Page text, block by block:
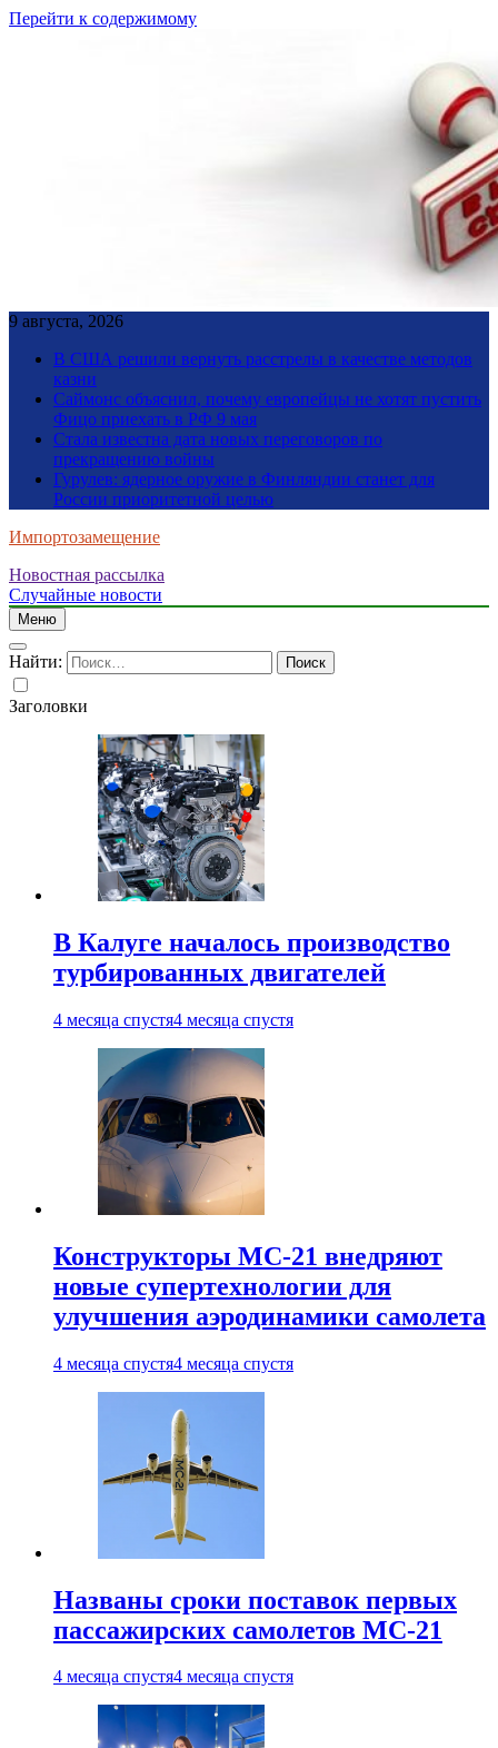
Перейти к содержимому
9 августа, 2026
В США решили вернуть расстрелы в качестве методов
казни
Саймонс объяснил, почему европейцы не хотят пустить
Фицо приехать в РФ 9 мая
Стала известна дата новых переговоров по
прекращению войны
Гурулев: ядерное оружие в Финляндии станет для
России приоритетной целью
Импортозамещение
Новостная рассылка
Случайные новости
Меню
Найти:
Заголовки
В Калуге началось производство
турбированных двигателей
4 месяца спустя4 месяца спустя
Конструкторы МС-21 внедряют
новые супертехнологии для
улучшения аэродинамики самолета
4 месяца спустя4 месяца спустя
Названы сроки поставок первых
пассажирских самолетов МС-21
4 месяца спустя4 месяца спустя